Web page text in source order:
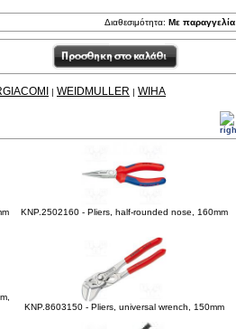
Διαθεσιμότητα: Με παραγγελία
| WEIDMULLER | WIHA
KNP.2502160 - Pliers, half-rounded nose, 160mm
KNP.8603150 - Pliers, universal wrench, 150mm